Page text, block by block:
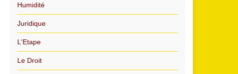
Humidité
Juridique
L'Etape
Le Droit